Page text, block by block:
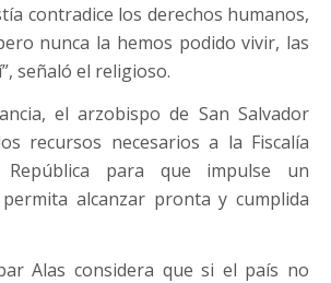
contradice los derechos humanos,
nunca la hemos podido vivir, las
señaló el religioso.
el arzobispo de San Salvador
recursos necesarios a la Fiscalía
para que impulse un
alcanzar pronta y cumplida
Alas considera que si el país no